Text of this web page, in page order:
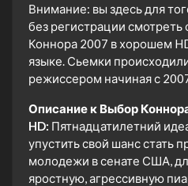
Внимание: вы здесь для
без регистрации
Коннора 2007 в хорошем
языке. Сьемки
режиссером начиная с
Описание к Выбор
HD: Пятнадцатилетний
упустить свой шанс стать
молодежи в сенате США,
яростную, агрессивную